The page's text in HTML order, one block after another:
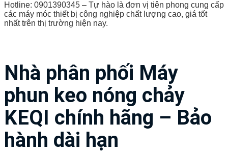
Hotline: 0901390345 – Tự hào là đơn vị tiên phong cung cấp
các máy móc thiết bị công nghiệp chất lượng cao, giá tốt
nhất trên thị trường hiện nay.
Nhà phân phối Máy
phun keo nóng chảy
KEQI chính hãng – Bảo
hành dài hạn